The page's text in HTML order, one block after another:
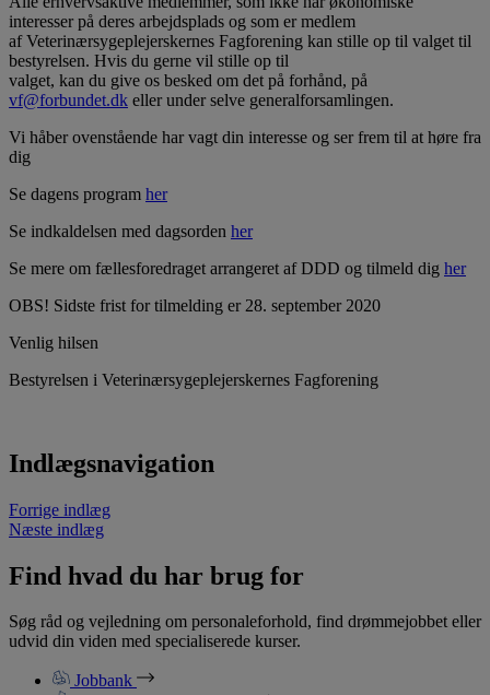
interesser på deres arbejdsplads og som er medlem
af Veterinærsygeplejerskernes Fagforening kan stille op til valget til
bestyrelsen. Hvis du gerne vil stille op til
valget, kan du give os besked om det på forhånd, på
vf@forbundet.dk eller under selve generalforsamlingen.
Vi håber ovenstående har vagt din interesse og ser frem til at høre fra
dig
Se dagens program her
Se indkaldelsen med dagsorden her
Se mere om fællesforedraget arrangeret af DDD og tilmeld dig her
OBS! Sidste frist for tilmelding er 28. september 2020
Venlig hilsen
Bestyrelsen i Veterinærsygeplejerskernes Fagforening
Indlægsnavigation
Forrige indlæg
Næste indlæg
Find hvad du har brug for
Søg råd og vejledning om personaleforhold, find drømmejobbet eller
udvid din viden med specialiserede kurser.
Jobbank